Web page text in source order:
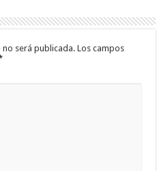
será publicada. Los campos